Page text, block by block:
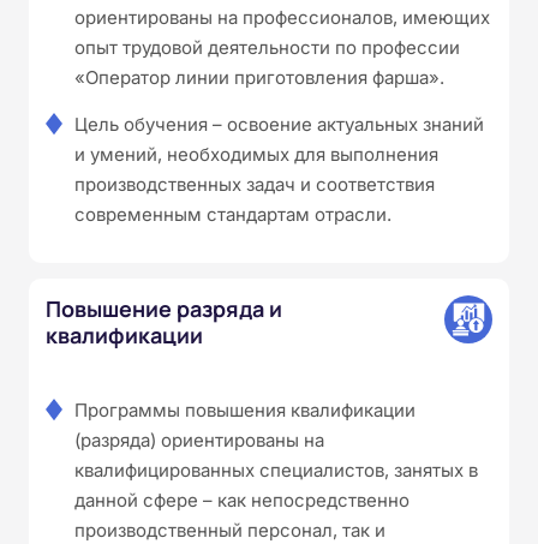
ориентированы на профессионалов, имеющих
опыт трудовой деятельности по профессии
«Оператор линии приготовления фарша».
Цель обучения – освоение актуальных знаний
и умений, необходимых для выполнения
производственных задач и соответствия
современным стандартам отрасли.
Повышение разряда и
квалификации
Программы повышения квалификации
(разряда) ориентированы на
квалифицированных специалистов, занятых в
данной сфере – как непосредственно
производственный персонал, так и